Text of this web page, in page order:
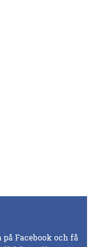
Facebook och få